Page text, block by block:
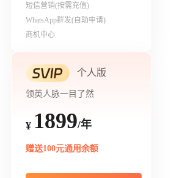
短信营销(按需充值)
WhatsApp群发(自助申请)
商机中心
个人版
领英人脉一目了然
¥ 1899/年
赠送100元通用余额